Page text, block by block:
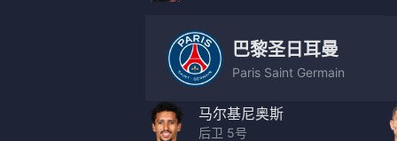
巴黎圣日耳曼
Paris Saint Germain
马尔基尼奥斯
后卫 5号